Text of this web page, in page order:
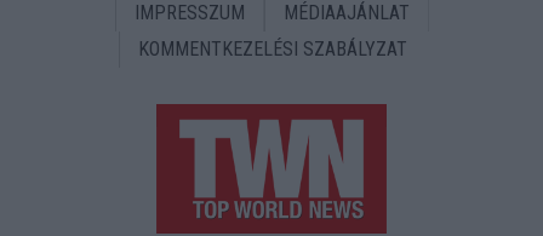
IMPRESSZUM
MÉDIAAJÁNLAT
KOMMENTKEZELÉSI SZABÁLYZAT